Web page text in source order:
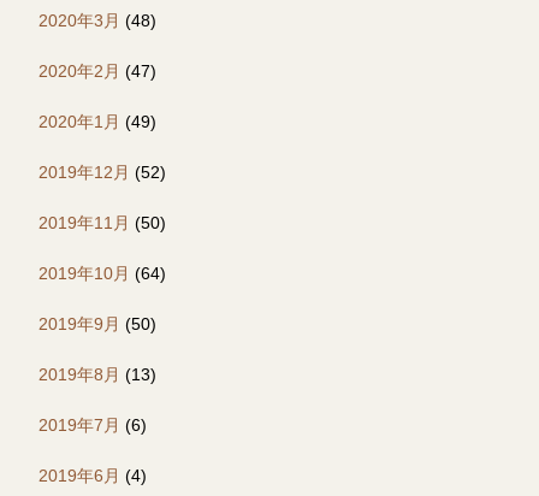
2020年3月 (48)
2020年2月 (47)
2020年1月 (49)
2019年12月 (52)
2019年11月 (50)
2019年10月 (64)
2019年9月 (50)
2019年8月 (13)
2019年7月 (6)
2019年6月 (4)